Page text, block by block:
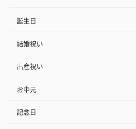
誕生日
結婚祝い
出産祝い
お中元
記念日